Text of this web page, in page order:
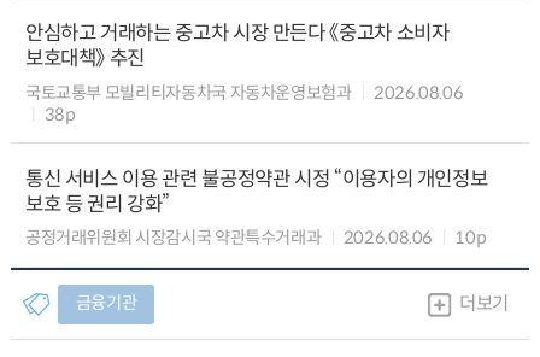
안심하고 거래하는 중고차 시장 만든다 《중고차 소비자
보호대책》 추진
국토교통부 모빌리티자동차국 자동차운영보험과
2026.08.06
38p
통신 서비스 이용 관련 불공정약관 시정 “이용자의 개인정보
보호 등 권리 강화”
공정거래위원회 시장감시국 약관특수거래과 2026.08.06 10p
금융기관 더보기